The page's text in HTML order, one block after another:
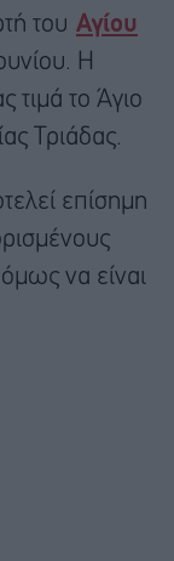
του Αγίου
Η
τιμά το Άγιο
Τριάδας.
επίσημη
να είναι